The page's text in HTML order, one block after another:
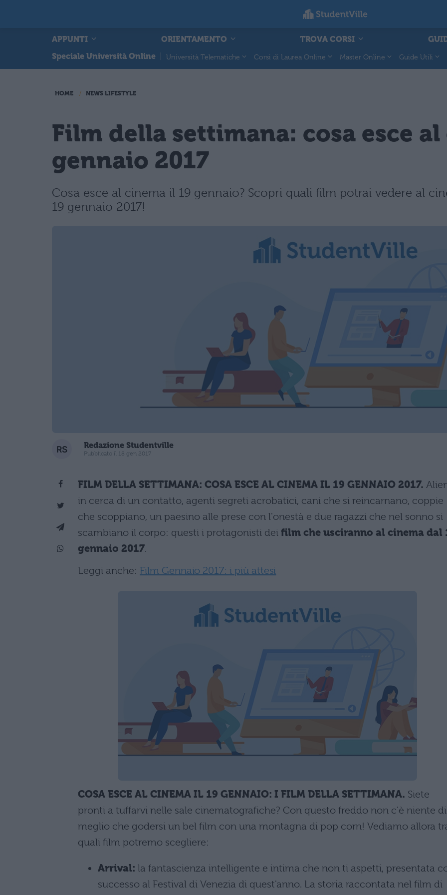
APPUNTI ORIENTAMENTO TROVA CORSI
Speciale Università Online
Università Telematiche Corsi di Laurea Online Master Online Guide Utili
HOME NEWS LIFESTYLE
Film della settimana: cosa esce
gennaio 2017
Cosa esce al cinema il 19 gennaio? Scopri quali film potrai vedere al
19 gennaio 2017!
Redazione Studentville
Pubblicato il 18 gen 2017
FILM DELLA SETTIMANA: COSA ESCE AL CINEMA IL 19 GENNAIO 2017.
in cerca di un contatto, agenti segreti acrobatici, cani che si reincarnano, coppie
che scoppiano, un paesino alle prese con l'onestà e due ragazzi che nel sonno si
scambiano il corpo: questi i protagonisti dei film che usciranno al cinema dal
gennaio 2017.
Leggi anche: Film Gennaio 2017: i più attesi
COSA ESCE AL CINEMA IL 19 GENNAIO: I FILM DELLA SETTIMANA. Siete
pronti a tuffarvi nelle sale cinematografiche? Con questo freddo non c'è niente di
meglio che godersi un bel film con una montagna di pop corn! Vediamo allora
quali film potremo scegliere:
Arrival: la fantascienza intelligente e intima che non ti aspetti, presentata
successo al Festival di Venezia di quest'anno. La storia raccontata nel film di